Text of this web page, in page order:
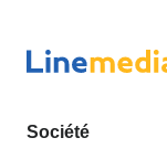
Société